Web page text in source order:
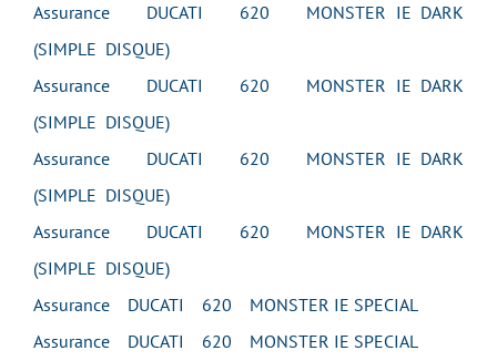
Assurance DUCATI 620 MONSTER IE DARK
(SIMPLE DISQUE)
Assurance DUCATI 620 MONSTER IE DARK
(SIMPLE DISQUE)
Assurance DUCATI 620 MONSTER IE DARK
(SIMPLE DISQUE)
Assurance DUCATI 620 MONSTER IE DARK
(SIMPLE DISQUE)
Assurance DUCATI 620 MONSTER IE SPECIAL
Assurance DUCATI 620 MONSTER IE SPECIAL